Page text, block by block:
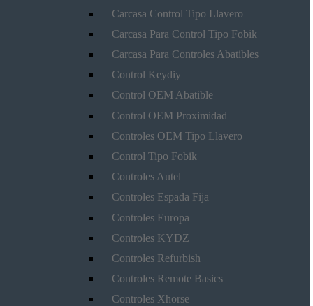
Carcasa Control Tipo Llavero
Carcasa Para Control Tipo Fobik
Carcasa Para Controles Abatibles
Control Keydiy
Control OEM Abatible
Control OEM Proximidad
Controles OEM Tipo Llavero
Control Tipo Fobik
Controles Autel
Controles Espada Fija
Controles Europa
Controles KYDZ
Controles Refurbish
Controles Remote Basics
Controles Xhorse